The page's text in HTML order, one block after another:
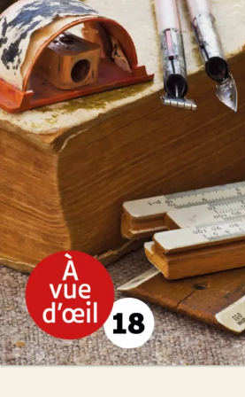
Mademoiselle Fine
Marie de Palet
28 €